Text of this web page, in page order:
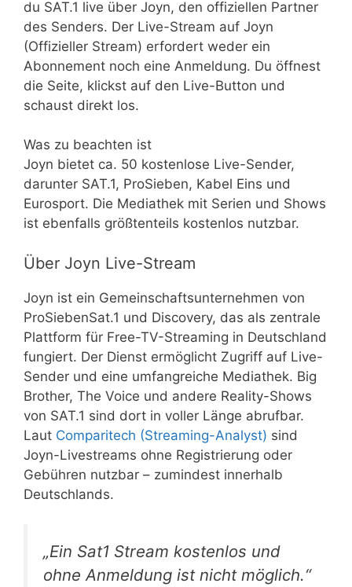
du SAT.1 live über Joyn, den offiziellen Partner
des Senders. Der Live-Stream auf Joyn
(Offizieller Stream) erfordert weder ein
Abonnement noch eine Anmeldung. Du öffnest
die Seite, klickst auf den Live-Button und
schaust direkt los.
Was zu beachten ist
Joyn bietet ca. 50 kostenlose Live-Sender,
darunter SAT.1, ProSieben, Kabel Eins und
Eurosport. Die Mediathek mit Serien und Shows
ist ebenfalls größtenteils kostenlos nutzbar.
Über Joyn Live-Stream
Joyn ist ein Gemeinschaftsunternehmen von
ProSiebenSat.1 und Discovery, das als zentrale
Plattform für Free-TV-Streaming in Deutschland
fungiert. Der Dienst ermöglicht Zugriff auf Live-
Sender und eine umfangreiche Mediathek. Big
Brother, The Voice und andere Reality-Shows
von SAT.1 sind dort in voller Länge abrufbar.
Laut Comparitech (Streaming-Analyst) sind
Joyn-Livestreams ohne Registrierung oder
Gebühren nutzbar – zumindest innerhalb
Deutschlands.
„Ein Sat1 Stream kostenlos und
ohne Anmeldung ist nicht möglich.“